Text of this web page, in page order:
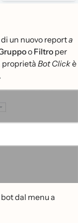
un nuovo reporta
o Filtro per
proprietà Bot Clickè
dal menu a